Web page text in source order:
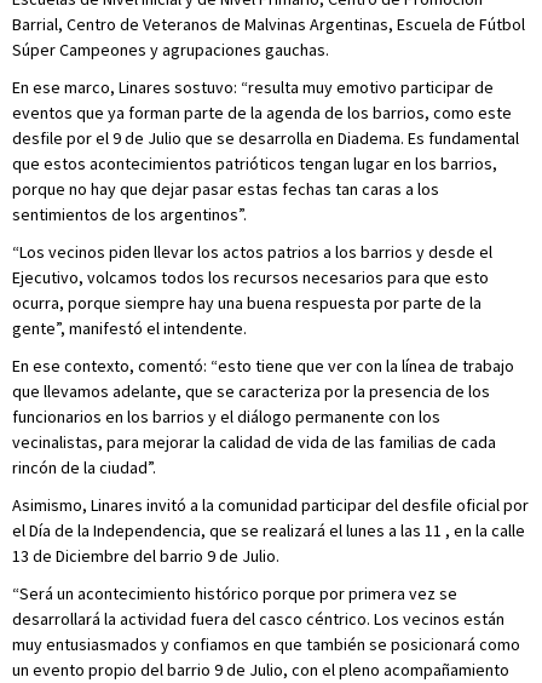
Barrial, Centro de Veteranos de Malvinas Argentinas, Escuela de Fútbol
Súper Campeones y agrupaciones gauchas.
En ese marco, Linares sostuvo: “resulta muy emotivo participar de
eventos que ya forman parte de la agenda de los barrios, como este
desfile por el 9 de Julio que se desarrolla en Diadema. Es fundamental
que estos acontecimientos patrióticos tengan lugar en los barrios,
porque no hay que dejar pasar estas fechas tan caras a los
sentimientos de los argentinos”.
“Los vecinos piden llevar los actos patrios a los barrios y desde el
Ejecutivo, volcamos todos los recursos necesarios para que esto
ocurra, porque siempre hay una buena respuesta por parte de la
gente”, manifestó el intendente.
En ese contexto, comentó: “esto tiene que ver con la línea de trabajo
que llevamos adelante, que se caracteriza por la presencia de los
funcionarios en los barrios y el diálogo permanente con los
vecinalistas, para mejorar la calidad de vida de las familias de cada
rincón de la ciudad”.
Asimismo, Linares invitó a la comunidad participar del desfile oficial por
el Día de la Independencia, que se realizará el lunes a las 11 , en la calle
13 de Diciembre del barrio 9 de Julio.
“Será un acontecimiento histórico porque por primera vez se
desarrollará la actividad fuera del casco céntrico. Los vecinos están
muy entusiasmados y confiamos en que también se posicionará como
un evento propio del barrio 9 de Julio, con el pleno acompañamiento